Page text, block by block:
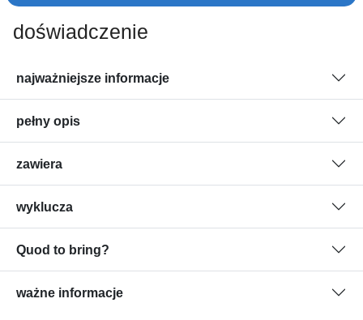
doświadczenie
najważniejsze informacje
pełny opis
zawiera
wyklucza
Quod to bring?
ważne informacje